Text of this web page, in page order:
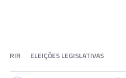
RIR ELEIÇÕES LEGISLATIVAS